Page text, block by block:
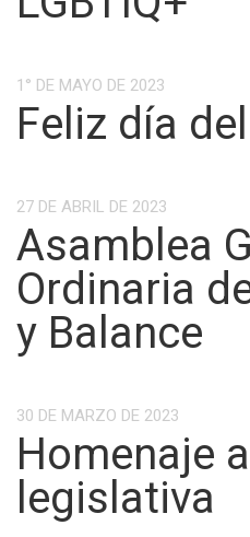
1° DE MAYO DE 2023
Feliz día
27 DE ABRIL DE 2023
Asamblea
Ordinaria
y Balance
30 DE MARZO DE 2023
Homenaje
legislativa